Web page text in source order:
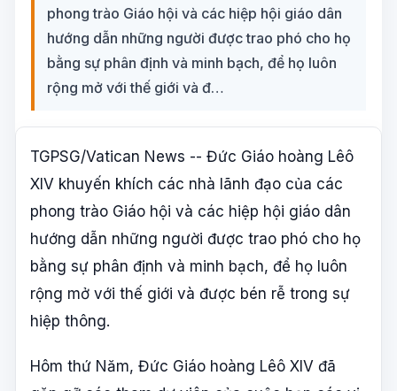
phong trào Giáo hội và các hiệp hội giáo dân
hướng dẫn những người được trao phó cho họ
bằng sự phân định và minh bạch, để họ luôn
rộng mở với thế giới và đ…
TGPSG/Vatican News -- Đức Giáo hoàng Lêô
XIV khuyến khích các nhà lãnh đạo của các
phong trào Giáo hội và các hiệp hội giáo dân
hướng dẫn những người được trao phó cho họ
bằng sự phân định và minh bạch, để họ luôn
rộng mở với thế giới và được bén rễ trong sự
hiệp thông.
Hôm thứ Năm, Đức Giáo hoàng Lêô XIV đã